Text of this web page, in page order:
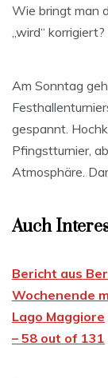
Wie bringt man
„wird“
Am Sonntag
gespannt.
Pfingstturnier,
Atmosphäre.
Auch
Bericht aus
Wochenende
Lago Maggiore
– 58 out of 131